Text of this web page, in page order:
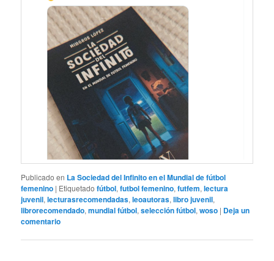
Publicado en La Sociedad del Infinito en el Mundial de fútbol
femenino | Etiquetado fútbol,futbol femenino,futfem,lectura
juvenil,lecturasrecomendadas,leoautoras,libro juvenil,
librorecomendado,mundial fútbol,selección fútbol,woso | Deja un
comentario